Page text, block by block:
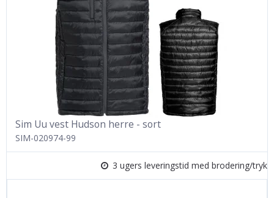
Sim Uu vest Hudson herre - sort
SIM-020974-99
3 ugers leveringstid med brodering/tryk